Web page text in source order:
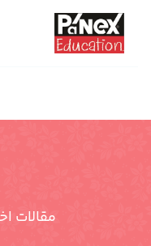
مقالات